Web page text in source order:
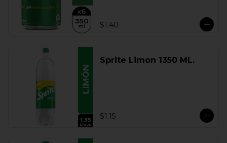
$1.40
Sprite Limon 1350 ML.
$1.15